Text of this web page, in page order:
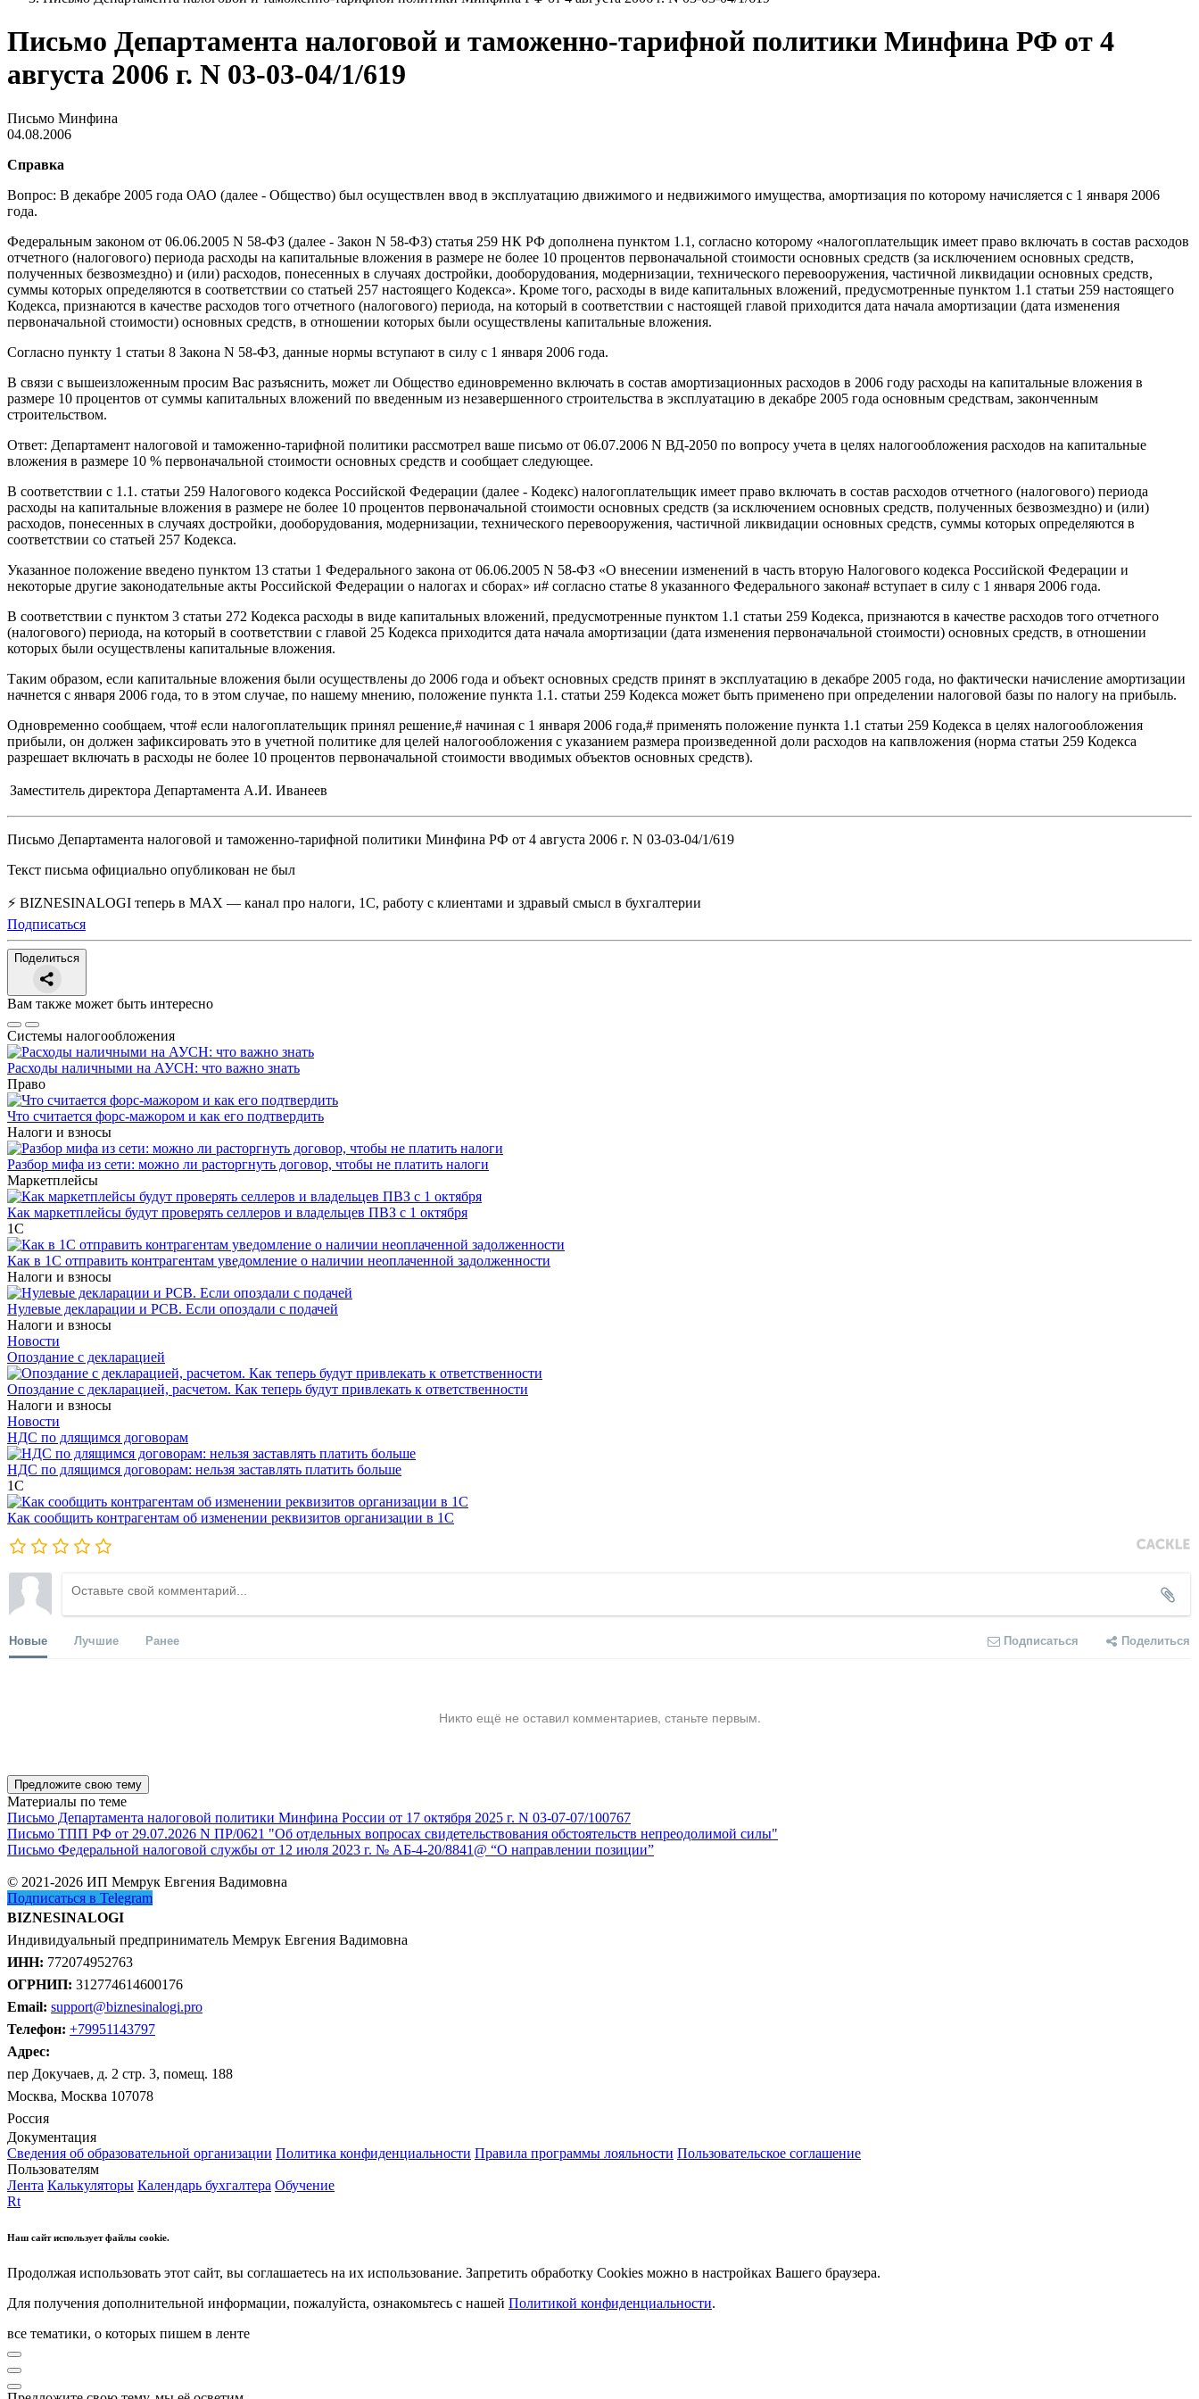
Письмо Департамента налоговой и таможенно-тарифной политики Минфина РФ от 4
августа 2006 г. N 03-03-04/1/619
Письмо Минфина
04.08.2006
Справка
Вопрос: В декабре 2005 года ОАО (далее - Общество) был осуществлен ввод в эксплуатацию движимого и недвижимого имущества, амортизация по которому начисляется с 1 января 2006
года.
Федеральным законом от 06.06.2005 N 58-ФЗ (далее - Закон N 58-ФЗ) статья 259 НК РФ дополнена пунктом 1.1, согласно которому «налогоплательщик имеет право включать в состав расходов
отчетного (налогового) периода расходы на капитальные вложения в размере не более 10 процентов первоначальной стоимости основных средств (за исключением основных средств,
полученных безвозмездно) и (или) расходов, понесенных в случаях достройки, дооборудования, модернизации, технического перевооружения, частичной ликвидации основных средств,
суммы которых определяются в соответствии со статьей 257 настоящего Кодекса». Кроме того, расходы в виде капитальных вложений, предусмотренные пунктом 1.1 статьи 259 настоящего
Кодекса, признаются в качестве расходов того отчетного (налогового) периода, на который в соответствии с настоящей главой приходится дата начала амортизации (дата изменения
первоначальной стоимости) основных средств, в отношении которых были осуществлены капитальные вложения.
Согласно пункту 1 статьи 8 Закона N 58-ФЗ, данные нормы вступают в силу с 1 января 2006 года.
В связи с вышеизложенным просим Вас разъяснить, может ли Общество единовременно включать в состав амортизационных расходов в 2006 году расходы на капитальные вложения в
размере 10 процентов от суммы капитальных вложений по введенным из незавершенного строительства в эксплуатацию в декабре 2005 года основным средствам, законченным
строительством.
Ответ: Департамент налоговой и таможенно-тарифной политики рассмотрел ваше письмо от 06.07.2006 N ВД-2050 по вопросу учета в целях налогообложения расходов на капитальные
вложения в размере 10 % первоначальной стоимости основных средств и сообщает следующее.
В соответствии с 1.1. статьи 259 Налогового кодекса Российской Федерации (далее - Кодекс) налогоплательщик имеет право включать в состав расходов отчетного (налогового) периода
расходы на капитальные вложения в размере не более 10 процентов первоначальной стоимости основных средств (за исключением основных средств, полученных безвозмездно) и (или)
расходов, понесенных в случаях достройки, дооборудования, модернизации, технического перевооружения, частичной ликвидации основных средств, суммы которых определяются в
соответствии со статьей 257 Кодекса.
Указанное положение введено пунктом 13 статьи 1 Федерального закона от 06.06.2005 N 58-ФЗ «О внесении изменений в часть вторую Налогового кодекса Российской Федерации и
некоторые другие законодательные акты Российской Федерации о налогах и сборах» и# согласно статье 8 указанного Федерального закона# вступает в силу с 1 января 2006 года.
В соответствии с пунктом 3 статьи 272 Кодекса расходы в виде капитальных вложений, предусмотренные пунктом 1.1 статьи 259 Кодекса, признаются в качестве расходов того отчетного
(налогового) периода, на который в соответствии с главой 25 Кодекса приходится дата начала амортизации (дата изменения первоначальной стоимости) основных средств, в отношении
которых были осуществлены капитальные вложения.
Таким образом, если капитальные вложения были осуществлены до 2006 года и объект основных средств принят в эксплуатацию в декабре 2005 года, но фактически начисление амортизации
начнется с января 2006 года, то в этом случае, по нашему мнению, положение пункта 1.1. статьи 259 Кодекса может быть применено при определении налоговой базы по налогу на прибыль.
Одновременно сообщаем, что# если налогоплательщик принял решение,# начиная с 1 января 2006 года,# применять положение пункта 1.1 статьи 259 Кодекса в целях налогообложения
прибыли, он должен зафиксировать это в учетной политике для целей налогообложения с указанием размера произведенной доли расходов на капвложения (норма статьи 259 Кодекса
разрешает включать в расходы не более 10 процентов первоначальной стоимости вводимых объектов основных средств).
Заместитель директора Департамента А.И. Иванеев
Письмо Департамента налоговой и таможенно-тарифной политики Минфина РФ от 4 августа 2006 г. N 03-03-04/1/619
Текст письма официально опубликован не был
⚡ BIZNESINALOGI теперь в MAX — канал про налоги, 1С, работу с клиентами и здравый смысл в бухгалтерии
Подписаться
Поделиться
Вам также может быть интересно
Системы налогообложения
Расходы наличными на АУСН: что важно знать
Право
Что считается форс-мажором и как его подтвердить
Налоги и взносы
Разбор мифа из сети: можно ли расторгнуть договор, чтобы не платить налоги
Маркетплейсы
Как маркетплейсы будут проверять селлеров и владельцев ПВЗ с 1 октября
1С
Как в 1С отправить контрагентам уведомление о наличии неоплаченной задолженности
Налоги и взносы
Нулевые декларации и РСВ. Если опоздали с подачей
Налоги и взносы
Новости
Опоздание с декларацией
Опоздание с декларацией, расчетом. Как теперь будут привлекать к ответственности
Налоги и взносы
Новости
НДС по длящимся договорам
НДС по длящимся договорам: нельзя заставлять платить больше
1С
Как сообщить контрагентам об изменении реквизитов организации в 1C
Новые Лучшие Ранее Подписаться Поделиться
Никто ещё не оставил комментариев, станьте первым.
Предложите свою тему
Материалы по теме
Письмо Департамента налоговой политики Минфина России от 17 октября 2025 г. N 03-07-07/100767
Письмо ТПП РФ от 29.07.2026 N ПР/0621 "Об отдельных вопросах свидетельствования обстоятельств непреодолимой силы"
Письмо Федеральной налоговой службы от 12 июля 2023 г. № АБ-4-20/8841@ “О направлении позиции”
© 2021-2026 ИП Мемрук Евгения Вадимовна
Подписаться в Telegram
BIZNESINALOGI
Индивидуальный предприниматель Мемрук Евгения Вадимовна
ИНН: 772074952763
ОГРНИП: 312774614600176
Email: support@biznesinalogi.pro
Телефон: +79951143797
Адрес:
пер Докучаев, д. 2 стр. 3, помещ. 188
Москва, Москва 107078
Россия
Документация
Сведения об образовательной организации Политика конфиденциальности Правила программы лояльности Пользовательское соглашение
Пользователям
Лента Калькуляторы Календарь бухгалтера Обучение
Rt
Наш сайт использует файлы cookie.
Продолжая использовать этот сайт, вы соглашаетесь на их использование. Запретить обработку Cookies можно в настройках Вашего браузера.
Для получения дополнительной информации, пожалуйста, ознакомьтесь с нашей Политикой конфиденциальности.
все тематики, о которых пишем в ленте